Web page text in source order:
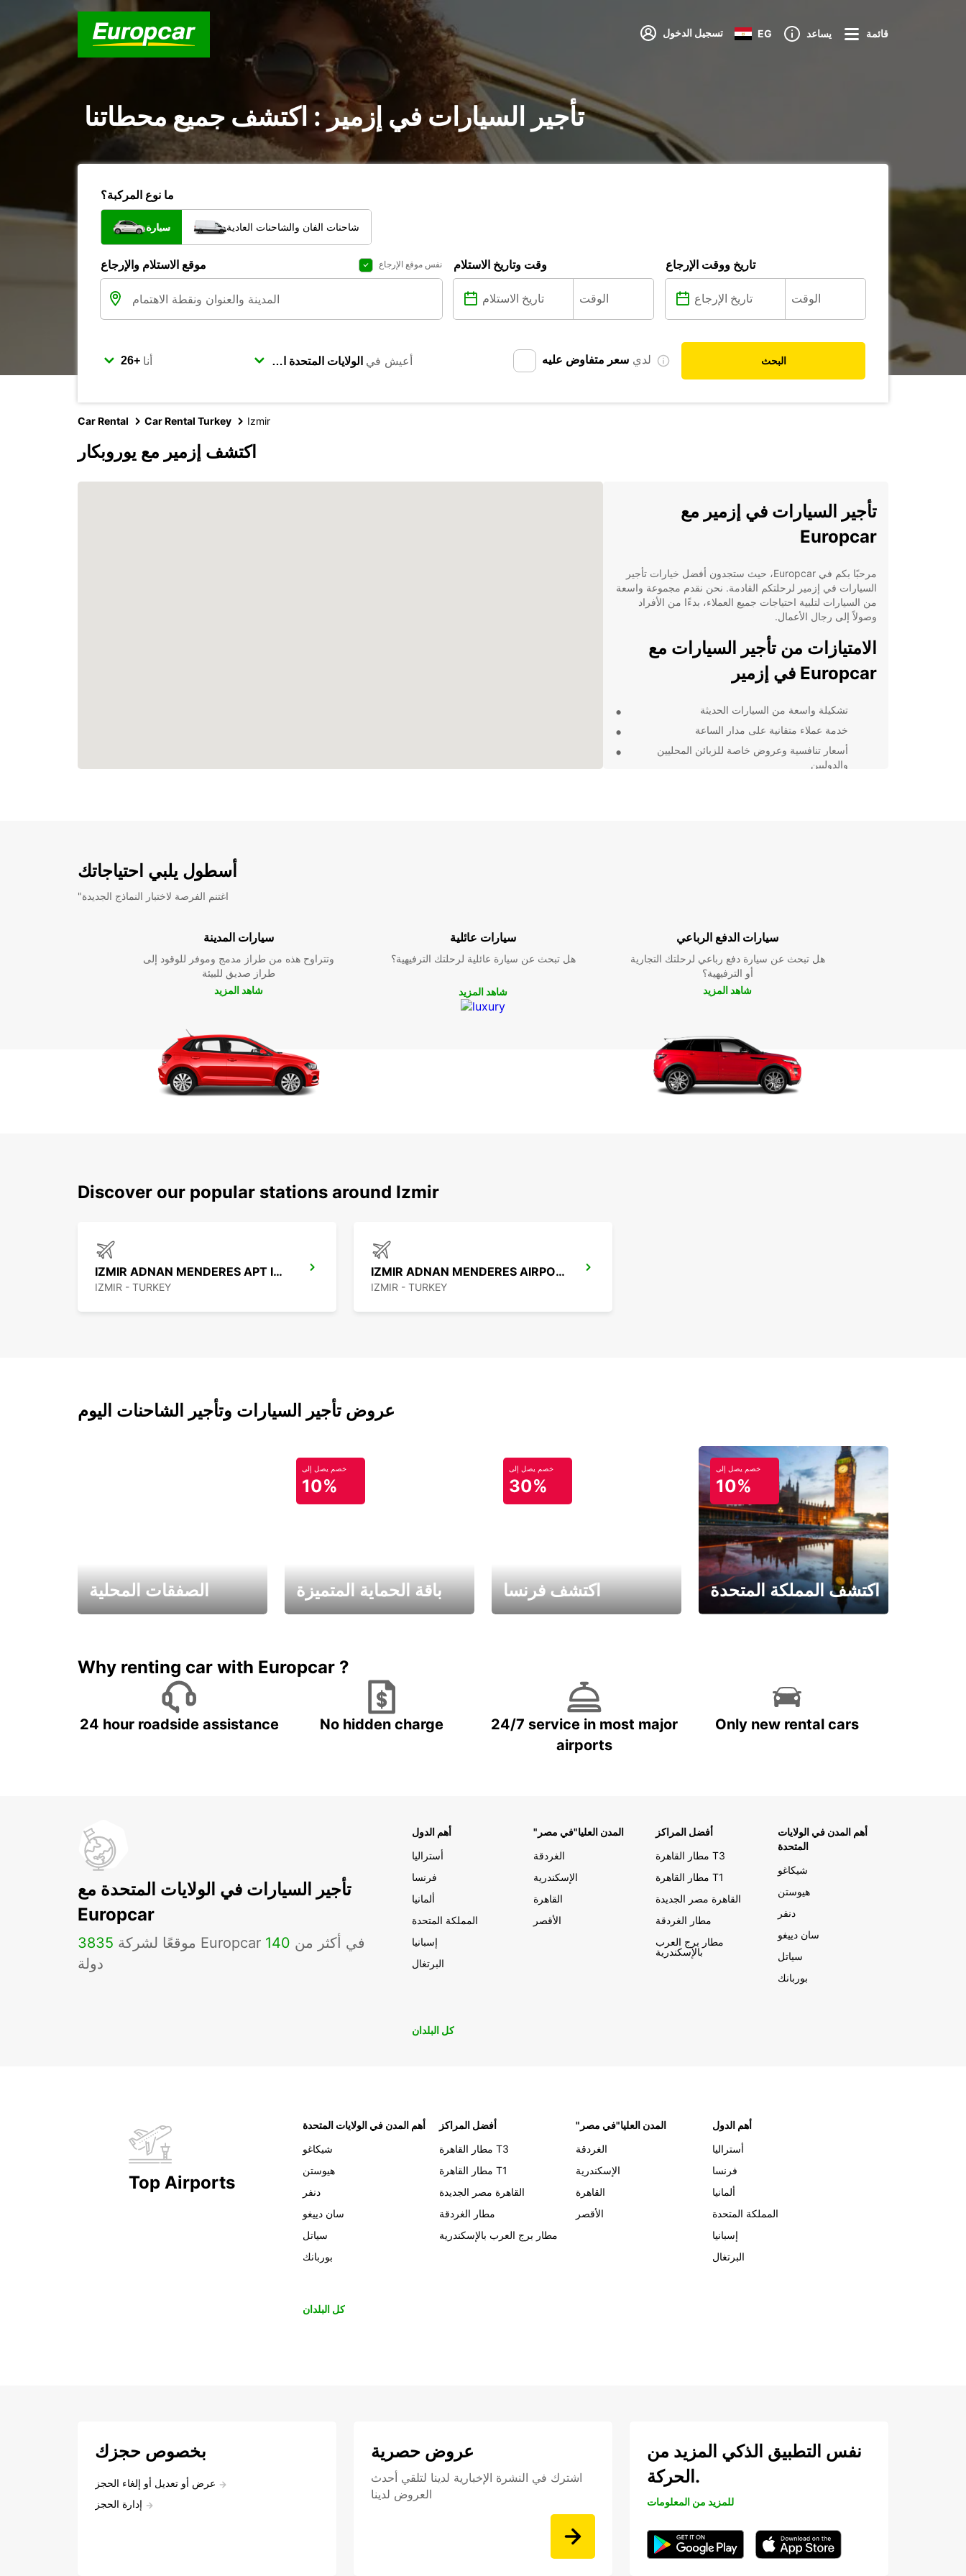
تسجيل الدخول EG يساعد قائمة
تأجير السيارات في إزمير : اكتشف جميع محطاتنا
ما نوع المركبة؟
سيارة شاحنات الفان والشاحنات العادية
موقع الاستلام والإرجاع نفس موقع الإرجاع وقت وتاريخ الاستلام تاريخ ووقت الإرجاع
أنا أعيش في لدي سعر متفاوض عليه البحث
Car Rental Car Rental Turkey Izmir
اكتشف إزمير مع يوروبكار
تأجير السيارات في إزمير مع
Europcar
مرحبًا بكم في Europcar، حيث ستجدون أفضل خيارات تأجير
السيارات في إزمير لرحلتكم القادمة. نحن نقدم مجموعة واسعة
من السيارات لتلبية احتياجات جميع العملاء، بدءًا من الأفراد
وصولاً إلى رجال الأعمال.
الامتيازات من تأجير السيارات مع
Europcar في إزمير
تشكيلة واسعة من السيارات الحديثة
خدمة عملاء متفانية على مدار الساعة
أسعار تنافسية وعروض خاصة للزبائن المحليين
والدوليين
لا تضيعوا وقتكم بالبحث عن خدمة تأجير سيارات موثوقة في
إزمير. اختاروا Europcar واستمتعوا بتجربة تأجير سيارات سلسة
أسطول يلبي احتياجاتك
"اغتنم الفرصة لاختبار النماذج الجديدة
سيارات المدينة
وتتراوح هذه من طراز مدمج وموفر للوقود إلى
طراز صديق للبيئة
شاهد المزيد
سيارات عائلية
هل تبحث عن سيارة عائلية لرحلتك الترفيهية؟
شاهد المزيد
سيارات الدفع الرباعي
هل تبحث عن سيارة دفع رباعي لرحلتك التجارية
أو الترفيهية؟
شاهد المزيد
Discover our popular stations around Izmir
IZMIR ADNAN MENDERES APT INTER
IZMIR - TURKEY
IZMIR ADNAN MENDERES AIRPORT DOMESTIC
IZMIR - TURKEY
عروض تأجير السيارات وتأجير الشاحنات اليوم
الصفقات المحلية
خصم يصل إلى
10%
باقة الحماية المتميزة
خصم يصل إلى
30%
اكتشف فرنسا
خصم يصل إلى
10%
اكتشف المملكة المتحدة
Why renting car with Europcar ?
24 hour roadside assistance No hidden charge
24/7 service in most major
airports
Only new rental cars
تأجير السيارات في الولايات المتحدة مع
Europcar
3835 موقعًا لشركة Europcar في أكثر من 140
دولة
أهم الدول
أستراليا
فرنسا
ألمانيا
المملكة المتحدة
إسبانيا
البرتغال
"المدن العليا"في مصر
الغردقة
الإسكندرية
القاهرة
الأقصر
أفضل المراكز
مطار القاهرة T3
مطار القاهرة T1
القاهرة مصر الجديدة
مطار الغردقة
مطار برج العرب
بالإسكندرية
أهم المدن في الولايات
المتحدة
شيكاغو
هيوستن
دنفر
سان دييغو
سياتل
بوربانك
كل البلدان
Top Airports
أهم المدن في الولايات المتحدة
شيكاغو
هيوستن
دنفر
سان دييغو
سياتل
بوربانك
أفضل المراكز
مطار القاهرة T3
مطار القاهرة T1
القاهرة مصر الجديدة
مطار الغردقة
مطار برج العرب بالإسكندرية
"المدن العليا"في مصر
الغردقة
الإسكندرية
القاهرة
الأقصر
أهم الدول
أستراليا
فرنسا
ألمانيا
المملكة المتحدة
إسبانيا
البرتغال
كل البلدان
بخصوص حجزك
عرض أو تعديل أو إلغاء الحجز
إدارة الحجز
عروض حصرية
اشترك في النشرة الإخبارية لدينا لتلقي أحدث
العروض لدينا
نفس التطبيق الذكي المزيد من
الحركة.
للمزيد من المعلومات